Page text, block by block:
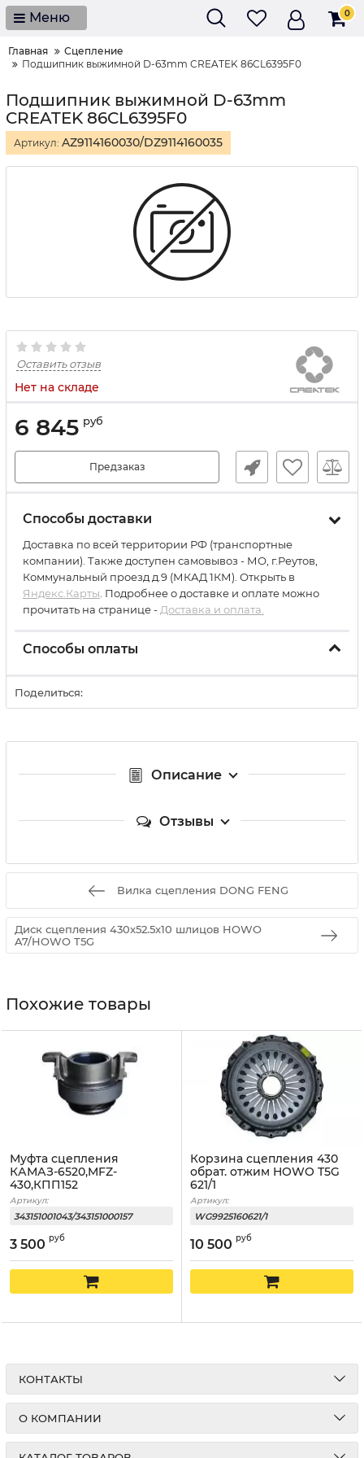
Меню 0
Главная
Сцепление
Подшипник выжимной D-63mm CREATEK 86CL6395F0
Подшипник выжимной D-63mm
CREATEK 86CL6395F0
Артикул: AZ9114160030/DZ9114160035
Оставить отзыв
Нет на складе
6 845 руб
Предзаказ
Способы доставки
Доставка по всей территории РФ (транспортные
компании). Также доступен самовывоз - МО, г.Реутов,
Коммунальный проезд д.9 (МКАД 1КМ). Открыть в
Яндекс.Карты . Подробнее о доставке и оплате можно
прочитать на странице - Доставка и оплата.
Способы оплаты
Поделиться:
Описание
Отзывы
Вилка сцепления DONG FENG
Диск сцепления 430x52.5x10 шлицов HOWO
A7/HOWO T5G
Похожие товары
Муфта сцепления
КАМАЗ-6520,MFZ-
430,КПП152
ZF,ДВ.740.31,CUMMINS
6ISBE
Артикул:
343151001043/343151000157
3 500 руб
Корзина сцепления 430
обрат. отжим HOWO T5G
621/1
Артикул:
WG9925160621/1
10 500 руб
КОНТАКТЫ
О КОМПАНИИ